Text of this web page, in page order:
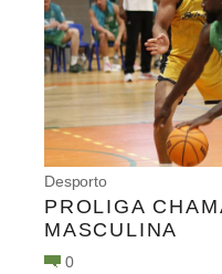
Desporto
PROLIGA
MASCULINA
0